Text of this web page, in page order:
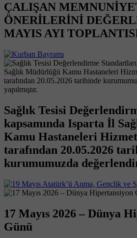
ÇALIŞAN
ÖNERİLERİNİ
MAYIS AYI
Sağlık Tesisi
kapsamında Isparta İl
Kamu Hastaneleri
tarafından 20.05.2026
kurumumuzda
17 Mayıs 2026 – Dünya
Günü